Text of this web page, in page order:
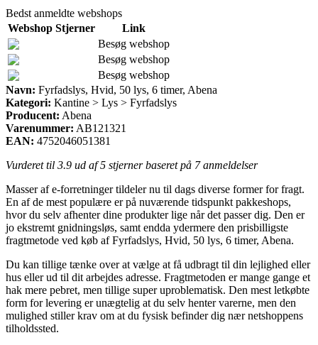
Bedst anmeldte webshops
Webshop Stjerner
Link
Besøg webshop
Besøg webshop
Besøg webshop
Navn: Fyrfadslys, Hvid, 50 lys, 6 timer, Abena
Kategori: Kantine > Lys > Fyrfadslys
Producent: Abena
Varenummer: AB121321
EAN: 4752046051381
Vurderet til 3.9 ud af 5 stjerner baseret på 7anmeldelser
Masser af e-forretninger tildeler nu til dags diverse former for fragt.
En af de mest populære er på nuværende tidspunkt pakkeshops,
hvor du selv afhenter dine produkter lige når det passer dig. Den er
jo ekstremt gnidningsløs, samt endda ydermere den prisbilligste
fragtmetode ved køb af Fyrfadslys, Hvid, 50 lys, 6 timer, Abena.
Du kan tillige tænke over at vælge at få udbragt til din lejlighed eller
hus eller ud til dit arbejdes adresse. Fragtmetoden er mange gange et
hak mere pebret, men tillige super uproblematisk. Den mest letkøbte
form for levering er unægtelig at du selv henter varerne, men den
mulighed stiller krav om at du fysisk befinder dig nær netshoppens
tilholdssted.